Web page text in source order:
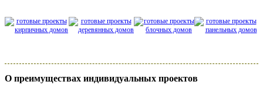
О преимуществах индивидуальных проектов